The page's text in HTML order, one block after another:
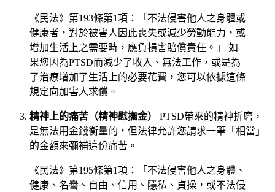
《民法》第193條第1項：「不法侵害他人之身體或
健康者，對於被害人因此喪失或減少勞動能力，或
增加生活上之需要時，應負損害賠償責任。」 如
果您因為PTSD而減少了收入、無法工作，或是為
了治療增加了生活上的必要花費，您可以依據這條
規定向加害人求償。
精神上的痛苦（精神慰撫金）
PTSD帶來的精神折磨，
是無法用金錢衡量的，但法律允許您請求一筆「相當」
的金額來彌補這份痛苦。
《民法》第195條第1項：「不法侵害他人之身體、
健康、名譽、自由、信用、隱私、貞操，或不法侵